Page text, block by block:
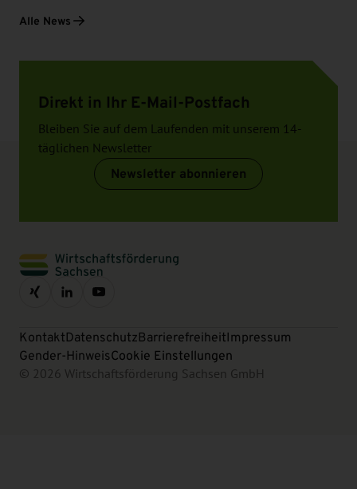
Alle News
Direkt in Ihr E-Mail-Postfach
Bleiben Sie auf dem Laufenden mit unserem 14-
täglichen Newsletter
Newsletter abonnieren
KontaktDatenschutzBarrierefreiheitImpressum
Gender-HinweisCookie Einstellungen
© 2026 Wirtschaftsförderung Sachsen GmbH